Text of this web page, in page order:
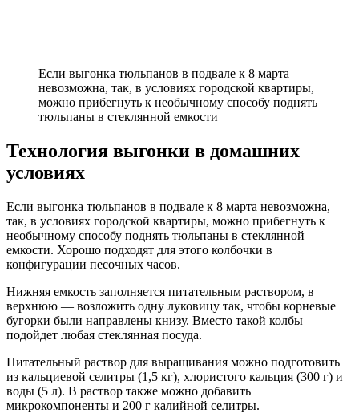
Если выгонка тюльпанов в подвале к 8 марта
невозможна, так, в условиях городской квартиры,
можно прибегнуть к необычному способу поднять
тюльпаны в стеклянной емкости
Технология выгонки в домашних
условиях
Если выгонка тюльпанов в подвале к 8 марта невозможна,
так, в условиях городской квартиры, можно прибегнуть к
необычному способу поднять тюльпаны в стеклянной
емкости. Хорошо подходят для этого колбочки в
конфигурации песочных часов.
Нижняя емкость заполняется питательным раствором, в
верхнюю — возложить одну луковицу так, чтобы корневые
бугорки были направлены книзу. Вместо такой колбы
подойдет любая стеклянная посуда.
Питательный раствор для выращивания можно подготовить
из кальциевой селитры (1,5 кг), хлористого кальция (300 г) и
воды (5 л). В раствор также можно добавить
микрокомпоненты и 200 г калийной селитры.